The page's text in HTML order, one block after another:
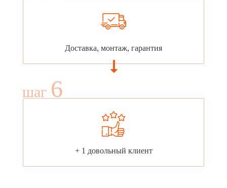
Доставка, монтаж, гарантия
шаг 6
+ 1 довольный клиент